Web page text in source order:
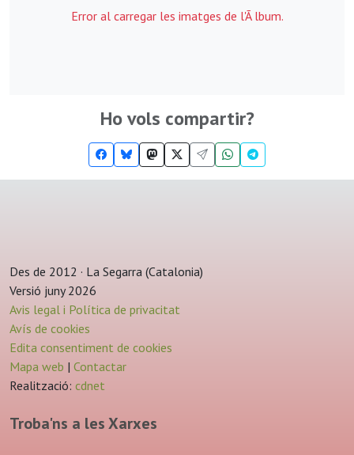
Error al carregar les imatges de l'Ã lbum.
Ho vols compartir?
Des de 2012 · La Segarra (Catalonia)
Versió juny 2026
Avis legal i Política de privacitat
Avís de cookies
Edita consentiment de cookies
Mapa web | Contactar
Realització: cdnet
Troba'ns a les Xarxes